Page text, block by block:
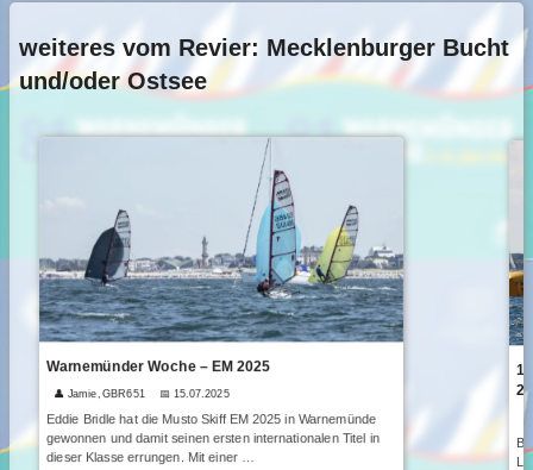
weiteres vom Revier: Mecklenburger Bucht
und/oder Ostsee
Warnemünder Woche – EM 2025
👤 Jamie, GBR651 📅 15.07.2025
Eddie Bridle hat die Musto Skiff EM 2025 in Warnemünde
gewonnen und damit seinen ersten internationalen Titel in
dieser Klasse errungen. Mit einer …